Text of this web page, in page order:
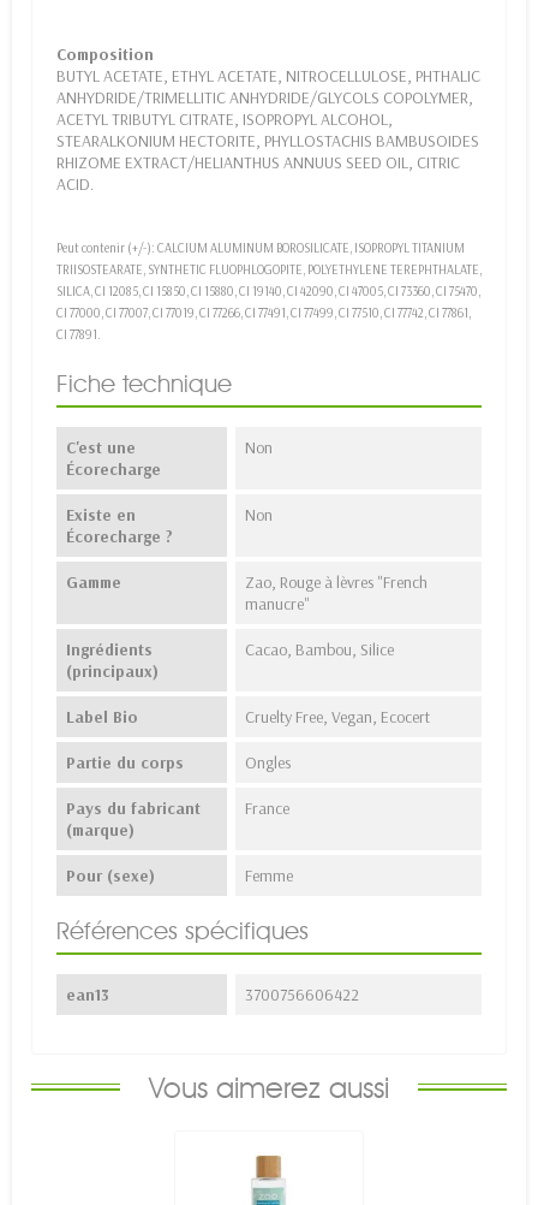
Composition
BUTYL ACETATE, ETHYL ACETATE, NITROCELLULOSE, PHTHALIC
ANHYDRIDE/TRIMELLITIC ANHYDRIDE/GLYCOLS COPOLYMER,
ACETYL TRIBUTYL CITRATE, ISOPROPYL ALCOHOL,
STEARALKONIUM HECTORITE, PHYLLOSTACHIS BAMBUSOIDES
RHIZOME EXTRACT/HELIANTHUS ANNUUS SEED OIL, CITRIC
ACID.
Peut contenir (+/-): CALCIUM ALUMINUM BOROSILICATE, ISOPROPYL TITANIUM
TRIISOSTEARATE, SYNTHETIC FLUOPHLOGOPITE, POLYETHYLENE TEREPHTHALATE,
SILICA, CI 12085, CI 15850, CI 15880, CI 19140, CI 42090, CI 47005, CI 73360, CI 75470,
CI 77000, CI 77007, CI 77019, CI 77266, CI 77491, CI 77499, CI 77510, CI 77742, CI 77861,
CI 77891.
Fiche technique
C'est une
Écorecharge
Non
Existe en
Écorecharge ?
Non
Gamme
Zao, Rouge à lèvres "French
manucre"
Ingrédients
(principaux)
Cacao, Bambou, Silice
Label Bio Cruelty Free, Vegan, Ecocert
Partie du corps Ongles
Pays du fabricant
(marque)
France
Pour (sexe) Femme
Références spécifiques
ean13 3700756606422
Vous aimerez aussi